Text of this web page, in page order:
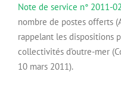
Note de service n° 2011-
nombre de postes offerts
rappelant les dispositions
collectivités d’outre-mer
10 mars 2011).